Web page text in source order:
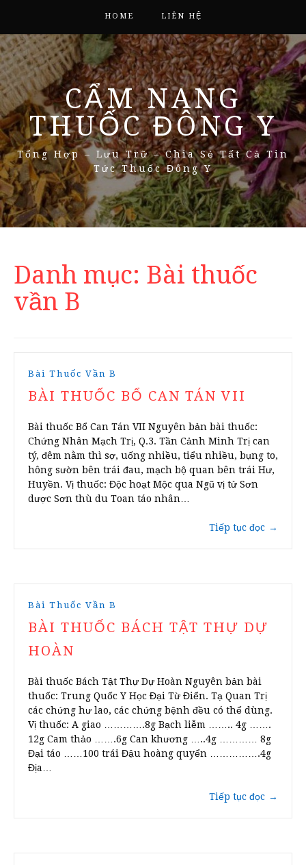
HOME LIÊN HỆ
CẨM NANG
THUỐC ĐÔNG Y
Tổng Hợp – Lưu Trữ – Chia Sẻ Tất Cả Tin
Tức Thuốc Đông Y
Danh mục: Bài thuốc
vần B
Bài Thuốc Vần B
BÀI THUỐC BỔ CAN TÁN VII
Bài thuốc Bổ Can Tán VII Nguyên bản bài thuốc:
Chứng Nhân Mạch Trị, Q.3. Tần Cảnh Minh Trị can
tý, đêm nằm thì sợ, uống nhiều, tiểu nhiều, bụng to,
hông sườn bên trái đau, mạch bộ quan bên trái Hư,
Huyền. Vị thuốc: Độc hoạt Mộc qua Ngũ vị tử Sơn
dược Sơn thù du Toan táo nhân…
Tiếp tục đọc →
Bài Thuốc Vần B
BÀI THUỐC BÁCH TẬT THỰ DỰ
HOÀN
Bài thuốc Bách Tật Thự Dự Hoàn Nguyên bản bài
thuốc: Trung Quốc Y Học Đại Từ Điển. Tạ Quan Trị
các chứng hư lao, các chứng bệnh đều có thể dùng.
Vị thuốc: A giao ………….8g Bạch liễm …….. 4g …….
12g Cam thảo …….6g Can khương …..4g ………… 8g
Đại táo ……100 trái Đậu hoàng quyển …………….4g
Địa…
Tiếp tục đọc →